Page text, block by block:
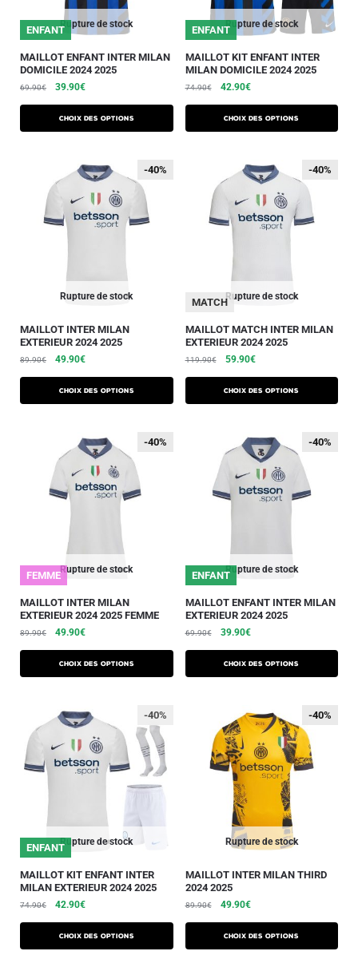
Rupture de stock
ENFANT
MAILLOT ENFANT INTER MILAN
DOMICILE 2024 2025
69.90€ 39.90€
Choix des options
Rupture de stock
ENFANT
MAILLOT KIT ENFANT INTER
MILAN DOMICILE 2024 2025
74.90€ 42.90€
Choix des options
Rupture de stock
-40%
-40%
MAILLOT INTER MILAN
EXTERIEUR 2024 2025
89.90€ 49.90€
Choix des options
Rupture de stock
-40%
-40%
MATCH
MAILLOT MATCH INTER MILAN
EXTERIEUR 2024 2025
119.90€ 59.90€
Choix des options
Rupture de stock
-40%
FEMME
-40%
MAILLOT INTER MILAN
EXTERIEUR 2024 2025 FEMME
89.90€ 49.90€
Choix des options
Rupture de stock
-40%
ENFANT
-40%
MAILLOT ENFANT INTER MILAN
EXTERIEUR 2024 2025
69.90€ 39.90€
Choix des options
Rupture de stock
ENFANT
-40%
MAILLOT KIT ENFANT INTER
MILAN EXTERIEUR 2024 2025
74.90€ 42.90€
Choix des options
Rupture de stock
-40%
-40%
MAILLOT INTER MILAN THIRD
2024 2025
89.90€ 49.90€
Choix des options